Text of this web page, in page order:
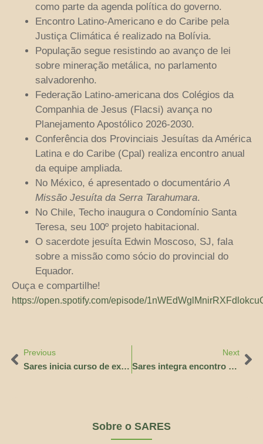
como parte da agenda política do governo.
Encontro Latino-Americano e do Caribe pela
Justiça Climática é realizado na Bolívia.
População segue resistindo ao avanço de lei
sobre mineração metálica, no parlamento
salvadorenho.
Federação Latino-americana dos Colégios da
Companhia de Jesus (Flacsi) avança no
Planejamento Apostólico 2026-2030.
Conferência dos Provinciais Jesuítas da América
Latina e do Caribe (Cpal) realiza encontro anual
da equipe ampliada.
No México, é apresentado o documentárioA
Missão Jesuíta da Serra Tarahumara.
No Chile, Techo inaugura o Condomínio Santa
Teresa, seu 100º projeto habitacional.
O sacerdote jesuíta Edwin Moscoso, SJ, fala
sobre a missão como sócio do provincial do
Equador.
Ouça e compartilhe!
https://open.spotify.com/episode/
Previous
Sares inicia curso de extensão sobre Direito Humano à Água na Amazônia
Next
Sares integra encontro da “Agro é Fogo” e reforça luta pela defesa dos biomas e povos tradicionais
Sobre o SARES